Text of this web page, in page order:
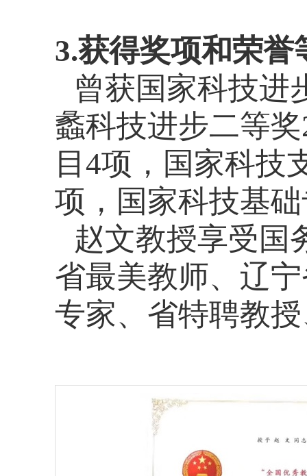
3.获得奖项和荣誉
曾获国家科技进
蠡科技进步二等奖
目 4项，国家科技
项，国家科技基
赵文教授享受国
省最美教师、辽
专家、省特聘教